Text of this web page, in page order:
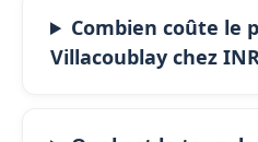
Combien coûte le
Villacoublay chez